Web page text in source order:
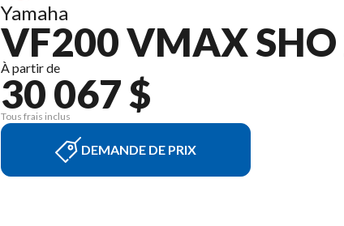
Yamaha
VF200 VMAX
À partir de
30 067 $
Tous frais inclus
DEMANDE DE PRIX